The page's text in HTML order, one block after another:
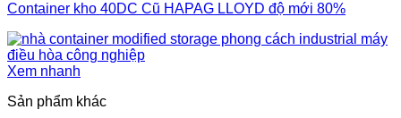
Container kho 40DC Cũ HAPAG LLOYD độ mới 80%
Xem nhanh
Sản phẩm khác